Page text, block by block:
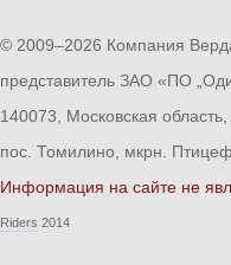
© 2009–2026 Компания
представитель ЗАО «ПО
140073, Московская
пос. Томилино, мкрн.
Информация на сайте не
Riders 2014